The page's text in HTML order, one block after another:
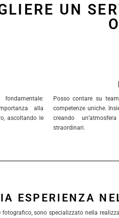
UN
alla
ascoltando le
Posso contare su
competenze uniche.
creando
straordinari.
ESPERIENZA
sono specializzato nella